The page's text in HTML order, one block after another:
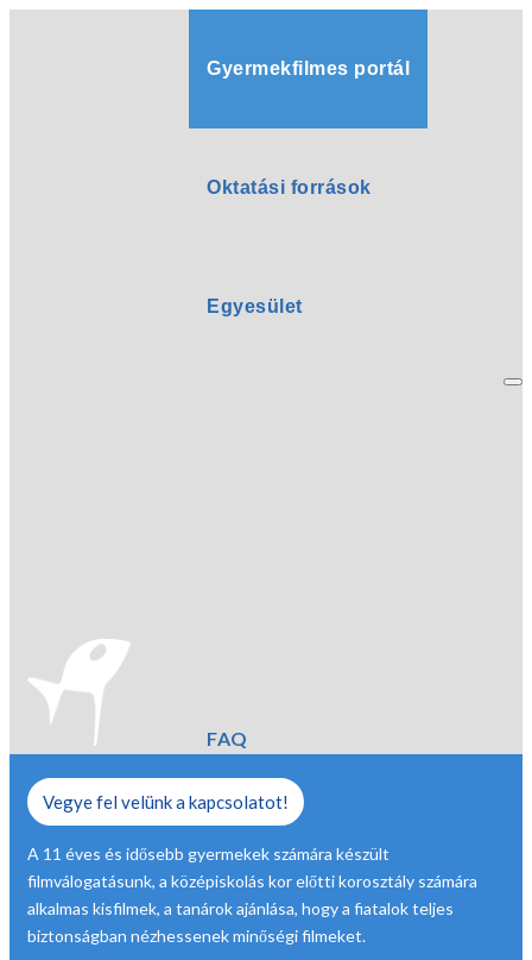
Gyermekfilmes portál
Oktatási források
Egyesület
FAQ
Vegye fel velünk a kapcsolatot!
A 11 éves és idősebb gyermekek számára készült
filmválogatásunk, a középiskolás kor előtti korosztály számára
alkalmas kisfilmek, a tanárok ajánlása, hogy a fiatalok teljes
biztonságban nézhessenek minőségi filmeket.